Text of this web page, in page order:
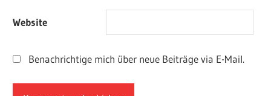
Website
Benachrichtige mich über neue Beiträge via E-Mail.